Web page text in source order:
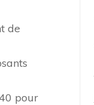
de
pour